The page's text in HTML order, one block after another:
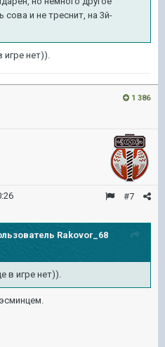
и не треснит, на 3й-
игре нет)).
1 386
#7
Rakovor_68
в игре нет)).